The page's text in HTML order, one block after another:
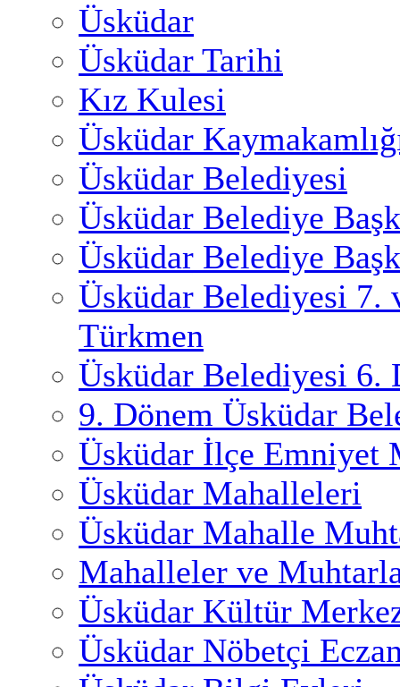
Üsküdar
Üsküdar Tarihi
Kız Kulesi
Üsküdar
Üsküdar Belediyesi
Üsküdar Belediye
Üsküdar Belediye
Üsküdar Belediyesi 7.
Türkmen
Üsküdar Belediyesi 6.
9. Dönem Üsküdar
Üsküdar İlçe Emniyet
Üsküdar Mahalleleri
Üsküdar Mahalle
Mahalleler ve
Üsküdar Kültür
Üsküdar Nöbetçi